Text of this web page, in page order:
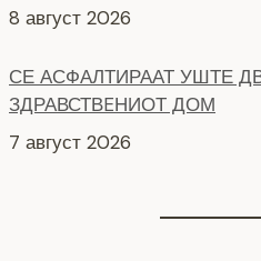
ЗДРАВСТВEНИОТ ДОМ
7 август 2026